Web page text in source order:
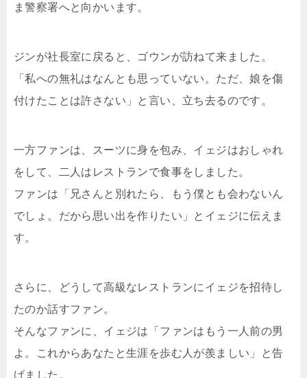
ま警察署へと向かいます。
ジンが社長室に戻ると、ゴウンが訪ねて来ました。
「私への無礼はなんとも思っていない。ただ、娘を傷
付けたことは許さない」と言い、立ち去るのです。
一方ファンは、スーツに身を包み、イェジはおしゃれ
をして、二人はレストランで食事をしました。
ファンは「兄さんと別れたら、もう僕とも会わないん
でしょ。だから思い出を作りたい」とイェジに伝えま
す。
さらに、どうして高級なレストランにイェジを招待し
たのか話すファン。
そんなファンに、イェジは「ファンはもう一人前の男
よ。これからあなたと生涯を歩む人が羨ましい」と告
げました。